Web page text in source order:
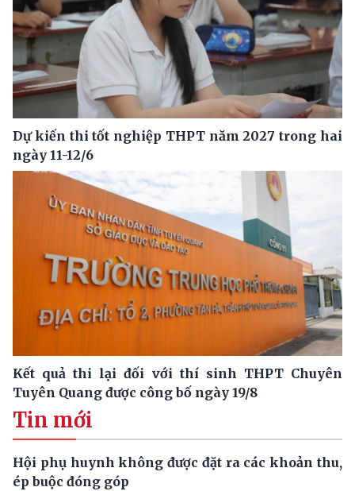
Dự kiến thi tốt nghiệp THPT năm 2027 trong hai
ngày 11-12/6
Kết quả thi lại đối với thí sinh THPT Chuyên
Tuyên Quang được công bố ngày 19/8
Tin mới
Hội phụ huynh không được đặt ra các khoản thu,
ép buộc đóng góp